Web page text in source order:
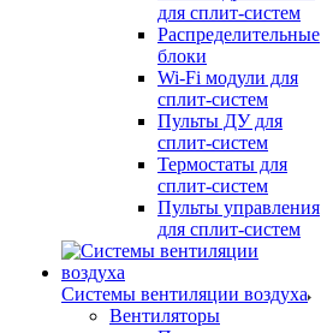
для сплит-систем
Распределительные
блоки
Wi-Fi модули для
сплит-систем
Пульты ДУ для
сплит-систем
Термостаты для
сплит-систем
Пульты управления
для сплит-систем
Системы вентиляции воздуха
Вентиляторы